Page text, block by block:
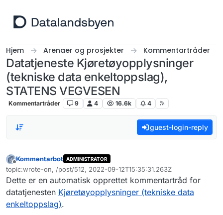
Hjem Arenaer og prosjekter Kommentartråder
Datatjeneste Kjøretøyopplysninger
(tekniske data enkeltoppslag),
STATENS VEGVESEN
Kommentartråder 9 4 16.6k 4
guest-login-reply
Frakoblet
Kommentarbot ADMINISTRATOR
topic:wrote-on, /post/512, 2022-09-12T15:35:31.263Z
Sist endret av
Dette er en automatisk opprettet kommentartråd for
datatjenesten Kjøretøyopplysninger (tekniske data
enkeltoppslag).